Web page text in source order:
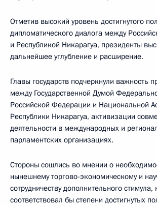
Отметив высокий уровень достигнутого
дипломатического диалога между
и Республикой Никарагуа, президенты
дальнейшее углубление и расширение.
Главы государств подчеркнули важность
между Государственной Думой
Российской Федерации и Национальной
Республики Никарагуа, активизации
деятельности в международных и
парламентских организациях.
Стороны сошлись во мнении о
нынешнему торгово-экономическому и
сотрудничеству дополнительного стимула,
соответствовал бы степени достигнутых